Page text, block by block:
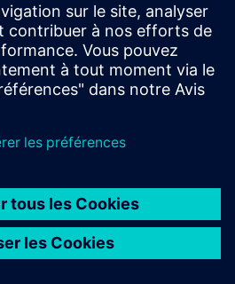
HPCWorks™ Allocator software
HPCWorks™ Breeze™ software
HPCWorks™ Flowtracer™ software